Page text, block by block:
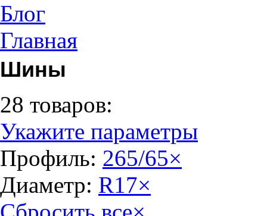
Блог
Главная
Шины
28 товаров:
Укажите параметры
Профиль: 265/65×
Диаметр: R17×